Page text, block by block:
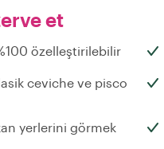
et
özelleştirilebilir
ceviche ve pisco
yerlerini görmek